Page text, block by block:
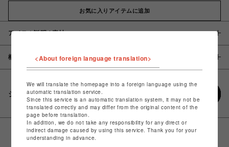
お気に入りアイテムに追加
アイテム説明 / 素材
概要
シェアする
<About foreign language translation>
We will translate the homepage into a foreign language using the
automatic translation service.
Since this service is an automatic translation system, it may not be
translated correctly and may differ from the original content of the
page before translation.
In addition, we do not take any responsibility for any direct or
indirect damage caused by using this service. Thank you for your
understanding in advance.